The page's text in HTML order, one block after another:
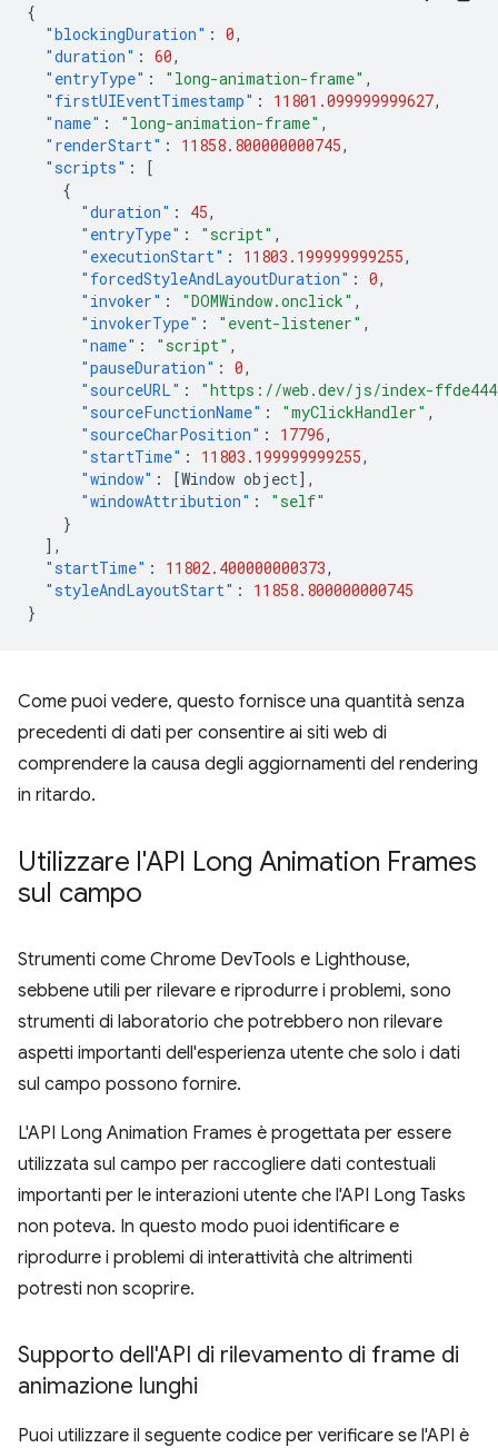
{
"blockingDuration" : 0,
"duration" : 60,
"entryType" : "long-animation-frame" ,
"firstUIEventTimestamp" : 11801.099999999627,
"name" : "long-animation-frame" ,
"renderStart" : 11858.800000000745,
"scripts" :
[
{
"duration" : 45,
"entryType" : "script" ,
"executionStart" : 11803.199999999255,
"forcedStyleAndLayoutDuration" : 0,
"invoker" : "DOMWindow.onclick" ,
"invokerType" : "event-listener" ,
"name" : "script" ,
"pauseDuration" : 0,
"sourceURL" :
"https://web.dev/js/index-
"sourceFunctionName" : "myClickHandler" ,
"sourceCharPosition" : 17796,
"startTime" : 11803.199999999255,
"window" : [Window object],
"windowAttribution" :
"self"
}
],
"startTime" : 11802.400000000373,
"styleAndLayoutStart" :
11858.800000000745
}
Come puoi vedere, questo fornisce una quantità senza
precedenti di dati per consentire ai siti web di
comprendere la causa degli aggiornamenti del rendering
in ritardo.
Utilizzare l'API Long Animation Frames
sul campo
Strumenti come Chrome DevTools e Lighthouse,
sebbene utili per rilevare e riprodurre i problemi, sono
strumenti di laboratorio che potrebbero non rilevare
aspetti importanti dell'esperienza utente che solo i dati
sul campo possono fornire.
L'API Long Animation Frames è progettata per essere
utilizzata sul campo per raccogliere dati contestuali
importanti per le interazioni utente che l'API Long Tasks
non poteva. In questo modo puoi identificare e
riprodurre i problemi di interattività che altrimenti
potresti non scoprire.
Supporto dell'API di rilevamento di frame di
animazione lunghi
Puoi utilizzare il seguente codice per verificare se l'API è